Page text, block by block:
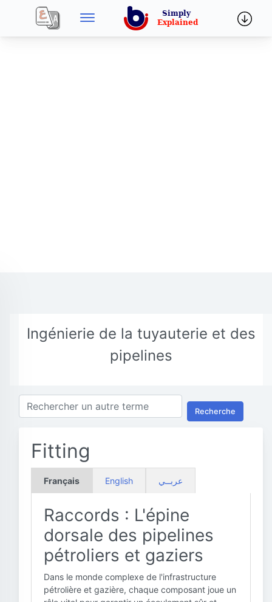
Ingénierie de la tuyauterie et des
pipelines
Recherche
Fitting
Français English عربــي
Raccords : L'épine
dorsale des pipelines
pétroliers et gaziers
Dans le monde complexe de l'infrastructure
pétrolière et gazière, chaque composant joue un